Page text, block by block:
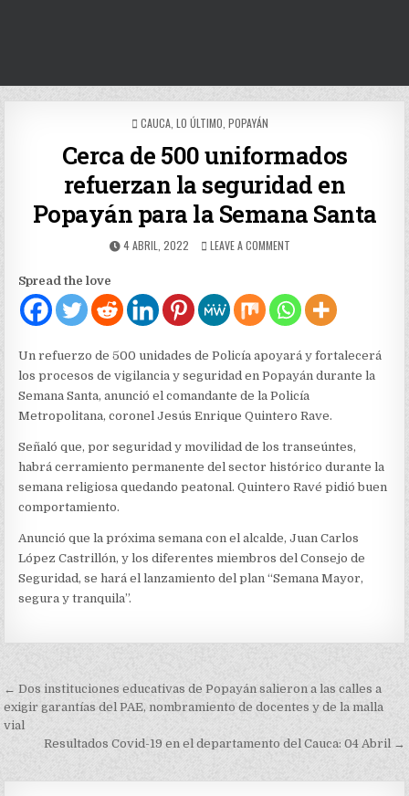
POSTED
CAUCA LO ÚLTIMO POPAYÁN
Cerca de 500 uniformados
refuerzan la seguridad en
Popayán para la Semana Santa
PUBLISHED
4 ABRIL, 2022 LEAVE A COMMENT
500
UNIFORMADOS
REFUERZAN
SEGURIDAD
POPAYÁN
PARA
LA
SANTA
Spread the love
Un refuerzo de 500 unidades de Policía apoyará y fortalecerá
los procesos de vigilancia y seguridad en Popayán durante la
Semana Santa, anunció el comandante de la Policía
Metropolitana, coronel Jesús Enrique Quintero Rave.
Señaló que, por seguridad y movilidad de los transeúntes,
habrá cerramiento permanente del sector histórico durante la
semana religiosa quedando peatonal. Quintero Ravé pidió buen
comportamiento.
Anunció que la próxima semana con el alcalde, Juan Carlos
López Castrillón, y los diferentes miembros del Consejo de
Seguridad, se hará el lanzamiento del plan “Semana Mayor,
segura y tranquila”.
Navegación
de
entradas
← Dos instituciones educativas de Popayán salieron a las calles a
exigir garantías del PAE, nombramiento de docentes y de la malla
vial
Resultados Covid-19 en el departamento del Cauca: 04 Abril →